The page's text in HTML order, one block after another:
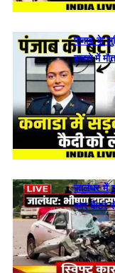
पंजाब के
हादसे में
जालंधर में
कार कैंटर